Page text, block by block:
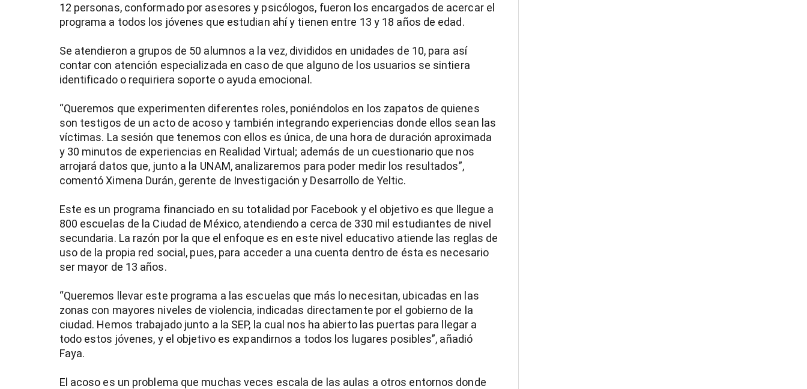
12 personas, conformado por asesores y psicólogos, fueron los encargados de acercar el
programa a todos los jóvenes que estudian ahí y tienen entre 13 y 18 años de edad.
Se atendieron a grupos de 50 alumnos a la vez, divididos en unidades de 10, para así
contar con atención especializada en caso de que alguno de los usuarios se sintiera
identificado o requiriera soporte o ayuda emocional.
“Queremos que experimenten diferentes roles, poniéndolos en los zapatos de quienes
son testigos de un acto de acoso y también integrando experiencias donde ellos sean las
víctimas. La sesión que tenemos con ellos es única, de una hora de duración aproximada
y 30 minutos de experiencias en Realidad Virtual; además de un cuestionario que nos
arrojará datos que, junto a la UNAM, analizaremos para poder medir los resultados”,
comentó Ximena Durán, gerente de Investigación y Desarrollo de Yeltic.
Este es un programa financiado en su totalidad por Facebook y el objetivo es que llegue a
800 escuelas de la Ciudad de México, atendiendo a cerca de 330 mil estudiantes de nivel
secundaria. La razón por la que el enfoque es en este nivel educativo atiende las reglas de
uso de la propia red social, pues, para acceder a una cuenta dentro de ésta es necesario
ser mayor de 13 años.
“Queremos llevar este programa a las escuelas que más lo necesitan, ubicadas en las
zonas con mayores niveles de violencia, indicadas directamente por el gobierno de la
ciudad. Hemos trabajado junto a la SEP, la cual nos ha abierto las puertas para llegar a
todo estos jóvenes, y el objetivo es expandirnos a todos los lugares posibles”, añadió
Faya.
El acoso es un problema que muchas veces escala de las aulas a otros entornos donde